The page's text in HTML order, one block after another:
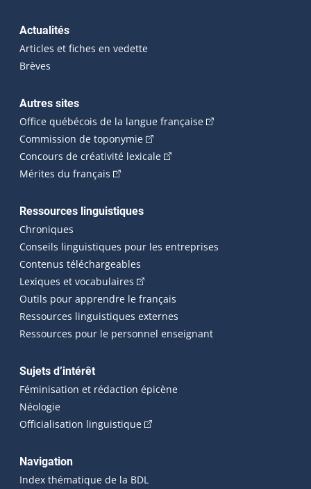
Actualités
Articles et fiches en vedette
Brèves
Autres sites
Office québécois de la langue française(Cet hyperlien
Commission de toponymie(Cet hyperlien externe s'ouvrira
Concours de créativité lexicale(Cet hyperlien externe
Mérites du français (Cet hyperlien externe s'ouvrira dans une
Ressources linguistiques
Chroniques
Conseils linguistiques pour les entreprises
Contenus téléchargeables
Lexiques et vocabulaires (Cet hyperlien externe s'ouvrira
Outils pour apprendre le français
Ressources linguistiques externes
Ressources pour le personnel enseignant
Sujets d’intérêt
Féminisation et rédaction épicène
Néologie
Officialisation linguistique(Cet hyperlien externe s'ouvrira
Navigation
Index thématique de la BDL